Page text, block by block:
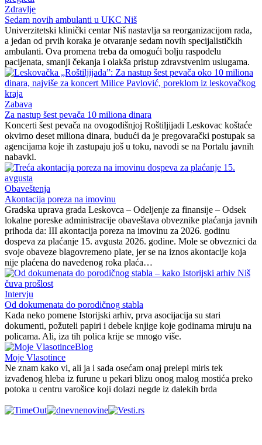
Zdravlje
Sedam novih ambulanti u UKC Niš
Univerzitetski klinički centar Niš nastavlja sa reorganizacijom rada,
a jedan od prvih koraka je otvaranje sedam novih specijalističkih
ambulanti. Ova promena treba da omogući bolju raspodelu
pacijenata, smanji čekanja i olakša pristup zdravstvenim uslugama.
Zabava
Za nastup šest pevača 10 miliona dinara
Koncerti šest pevača na ovogodišnjoj Roštiljijadi Leskovac koštaće
okvirno deset miliona dinara, budući da je pregovarački postupak sa
agencijama koje ih zastupaju još u toku, navodi se na Portalu javnih
nabavki.
Obaveštenja
Akontacija poreza na imovinu
Gradska uprava grada Leskovca – Odeljenje za finansije – Odsek
lokalne poreske administracije obaveštava obveznike plaćanja javnih
prihoda da: III akontacija poreza na imovinu za 2026. godinu
dospeva za plaćanje 15. avgusta 2026. godine. Mole se obveznici da
svoje obaveze blagovremeno plate, jer se na iznos akontacije koja
nije plaćena do navedenog roka plaća…
Intervju
Od dokumenata do porodičnog stabla
Kada neko pomene Istorijski arhiv, prva asocijacija su stari
dokumenti, požuteli papiri i debele knjige koje godinama miruju na
policama. Ali, iza tih polica krije se mnogo više.
Blog
Moje Vlasotince
Ne znam kako vi, ali ja i sada osećam onaj prelepi miris tek
izvađenog hleba iz furune u pekari blizu onog malog mostića preko
potoka u centru varošice koji dolazi negde iz dalekih brda